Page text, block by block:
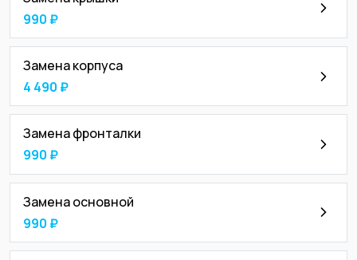
990 ₽
Замена корпуса
4 490 ₽
Замена фронталки
990 ₽
Замена основной
990 ₽